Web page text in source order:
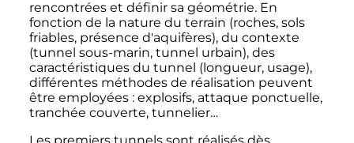
rencontrées et définir sa géométrie. En
fonction de la nature du terrain (roches, sols
friables, présence d'aquifères), du contexte
(tunnel sous-marin, tunnel urbain), des
caractéristiques du tunnel (longueur, usage),
différentes méthodes de réalisation peuvent
être employées : explosifs, attaque ponctuelle,
tranchée couverte, tunnelier…
Les premiers tunnels sont réalisés dès